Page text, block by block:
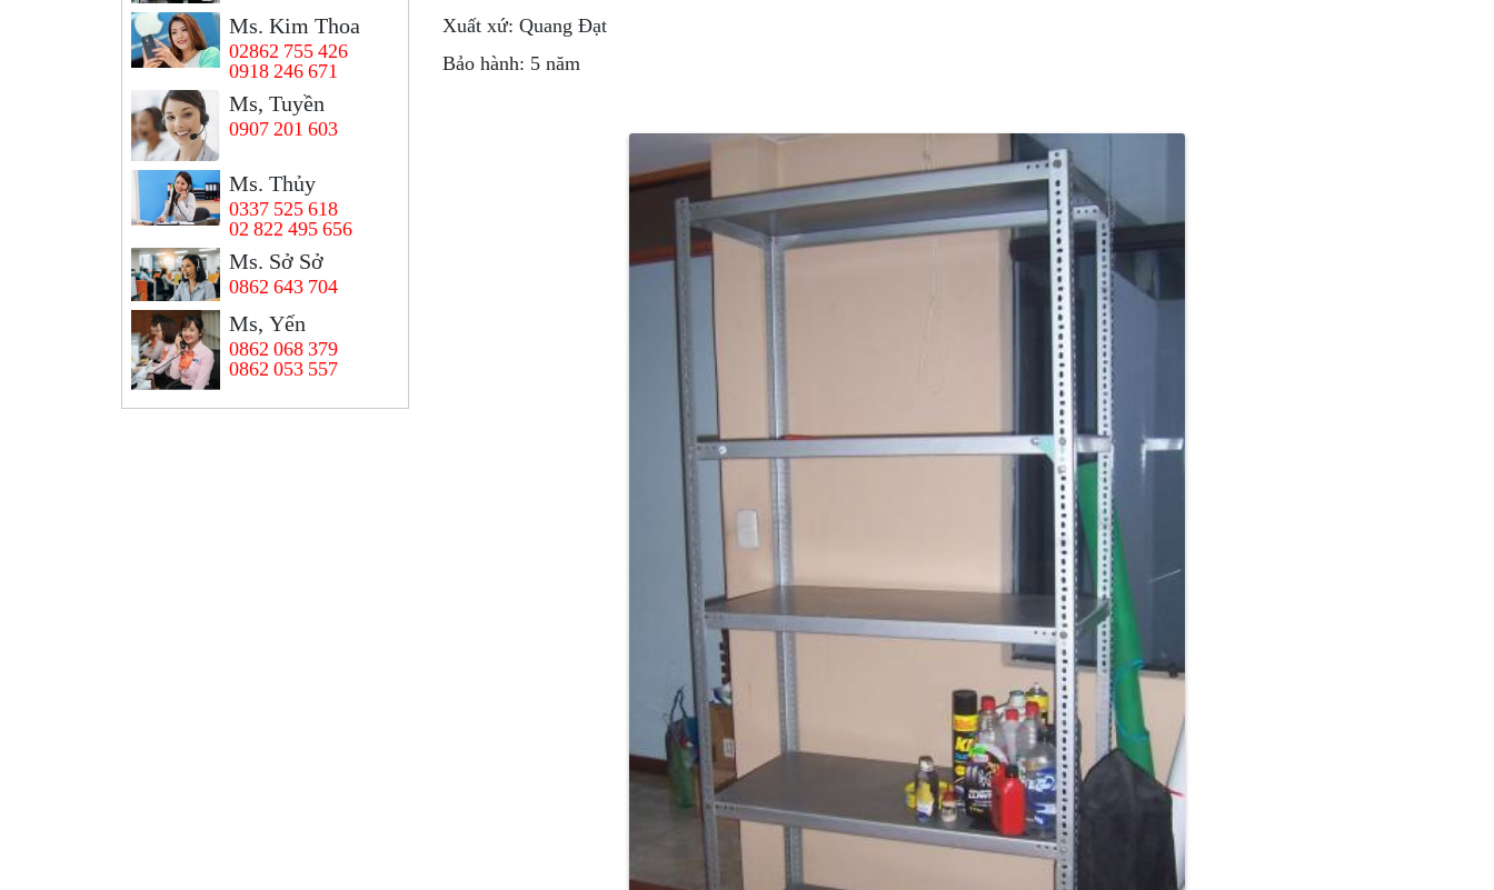
Xuất xứ: Quang Đạt
Bảo hành: 5 năm
Ms. Kim Thoa
02862 755 426
0918 246 671
Ms, Tuyền
0907 201 603
Ms. Thủy
0337 525 618
02 822 495 656
Ms. Sở Sở
0862 643 704
Ms, Yến
0862 068 379
0862 053 557